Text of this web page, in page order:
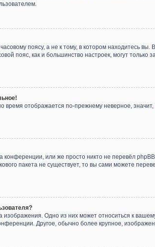
поясу, а не к тому, в котором находитесь
пояс, как и большинство настроек, могут
время отображается по-прежнему неверное,
конференции, или же просто никто не перевёл
пакета не существует, то вы сами можете
изображения. Одно из них может относиться к
Другое, обычно более крупное,